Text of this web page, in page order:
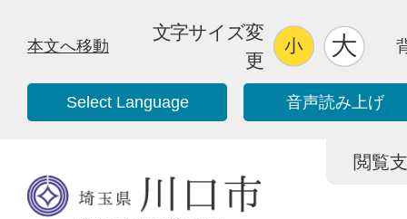
本文へ移動
文字サイズ変
更
Select Language 音声読み上げ
閲覧